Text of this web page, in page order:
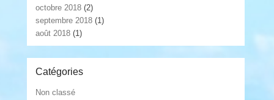
octobre 2018 (2)
septembre 2018 (1)
août 2018 (1)
Catégories
Non classé